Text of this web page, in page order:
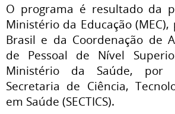
O programa é resultado da
Ministério da Educação
Brasil e da Coordenação de
de Pessoal de Nível
Ministério da Saúde, por
Secretaria de Ciência,
em Saúde (SECTICS).